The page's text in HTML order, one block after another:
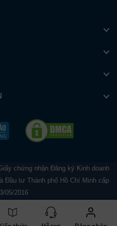
chứng nhận Đăng ký Kinh doanh
Đầu tư Thành phố Hồ Chí Minh cấp
05/2016